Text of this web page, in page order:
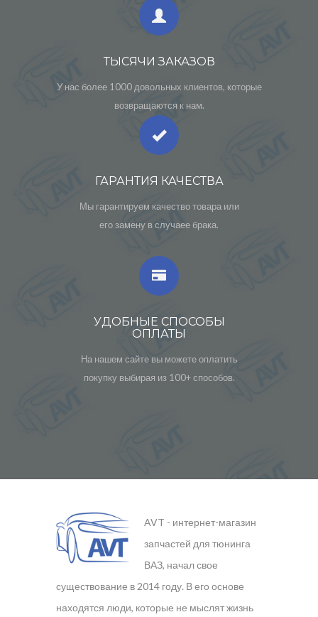
ТЫСЯЧИ ЗАКАЗОВ
У нас более 1000 довольных клиентов, которые
возвращаются к нам.
ГАРАНТИЯ КАЧЕСТВА
Мы гарантируем качество товара или
его замену в случаее брака.
УДОБНЫЕ СПОСОБЫ
ОПЛАТЫ
На нашем сайте вы можете оплатить
покупку выбирая из 100+ способов.
AVT - интернет-магазин
запчастей для тюнинга
ВАЗ, начал свое
существование в 2014 году. В его основе
находятся люди, которые не мыслят жизнь